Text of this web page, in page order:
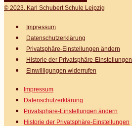
© 2023. Karl Schubert Schule Leipzig
Impressum
Datenschutz­erklärung
Privatsphäre-Einstellungen ändern
Historie der Privatsphäre-Einstellungen
Einwilligungen widerrufen
Impressum
Datenschutz­erklärung
Privatsphäre-Einstellungen ändern
Historie der Privatsphäre-Einstellungen